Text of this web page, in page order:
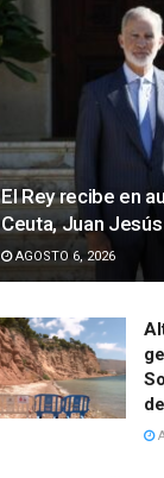
El Rey recibe en
Ceuta, Juan
AGOSTO 6, 2026